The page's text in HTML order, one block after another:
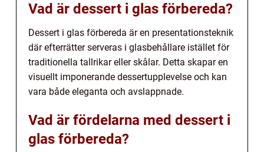
Vad är dessert i glas förbereda?
Dessert i glas förbereda är en presentationsteknik
där efterrätter serveras i glasbehållare istället för
traditionella tallrikar eller skålar. Detta skapar en
visuellt imponerande dessertupplevelse och kan
vara både eleganta och avslappnade.
Vad är fördelarna med dessert i
glas förbereda?